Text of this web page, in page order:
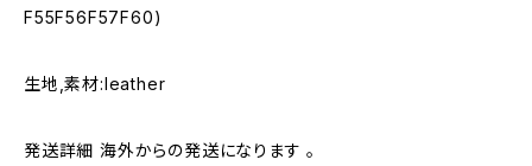
F55F56F57F60)
生地,素材:leather
発送詳細 海外からの発送になります 。